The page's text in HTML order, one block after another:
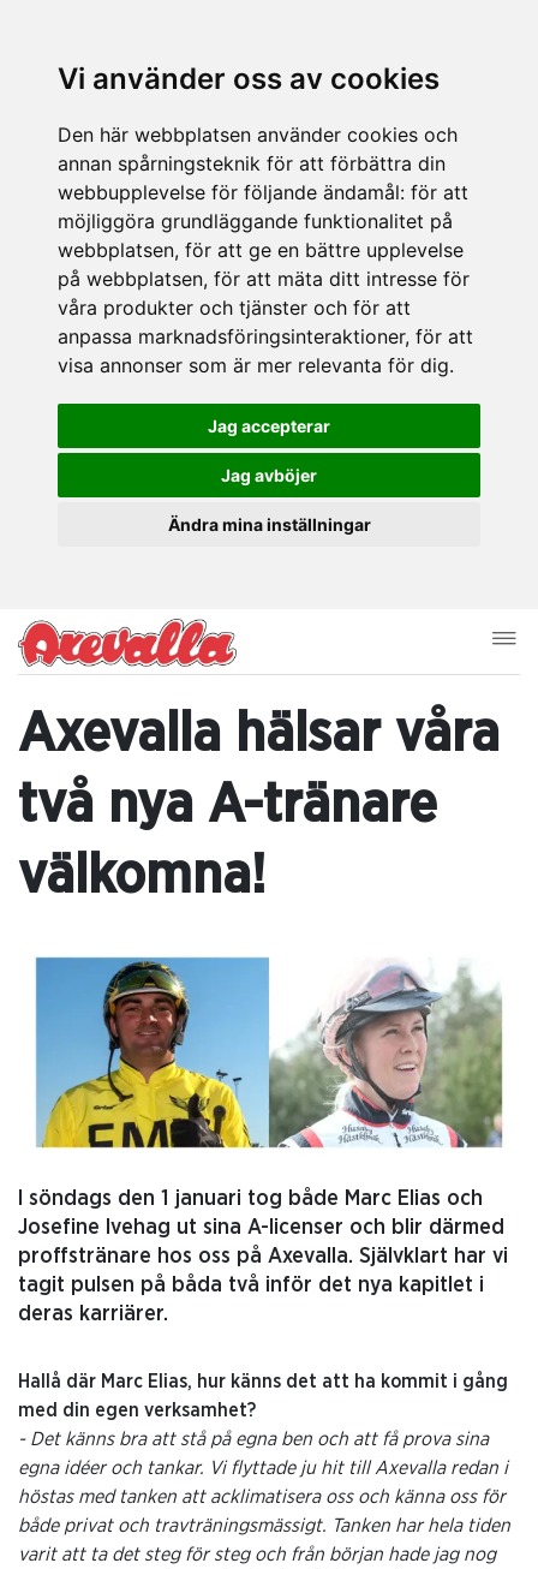
Vi använder oss av cookies
Den här webbplatsen använder cookies och
annan spårningsteknik för att förbättra din
webbupplevelse för följande ändamål: för att
möjliggöra grundläggande funktionalitet på
webbplatsen, för att ge en bättre upplevelse
på webbplatsen, för att mäta ditt intresse för
våra produkter och tjänster och för att
anpassa marknadsföringsinteraktioner, för att
visa annonser som är mer relevanta för dig.
Jag accepterar
Jag avböjer
Ändra mina inställningar
Axevalla hälsar våra
två nya A-tränare
välkomna!
I söndags den 1 januari tog både Marc Elias och
Josefine Ivehag ut sina A-licenser och blir därmed
proffstränare hos oss på Axevalla. Självklart har vi
tagit pulsen på båda två inför det nya kapitlet i
deras karriärer.
Hallå där Marc Elias, hur känns det att ha kommit i gång
med din egen verksamhet?
- Det känns bra att stå på egna ben och att få prova sina
egna idéer och tankar. Vi flyttade ju hit till Axevalla redan i
höstas med tanken att acklimatisera oss och känna oss för
både privat och travträningsmässigt. Tanken har hela tiden
varit att ta det steg för steg och från början hade jag nog